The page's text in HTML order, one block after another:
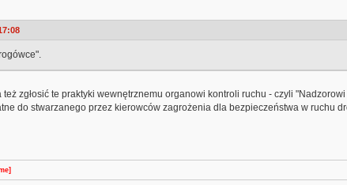
też zgłosić te praktyki wewnętrznemu organowi kontroli ruchu - czyli
do stwarzanego przez kierowców zagrożenia dla bezpieczeństwa w ruchu